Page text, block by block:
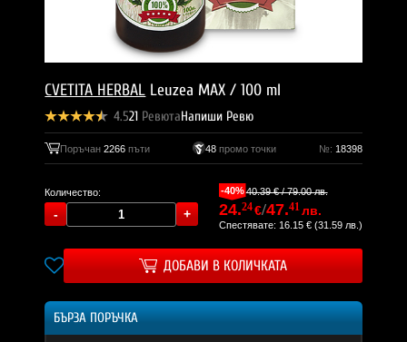
CVETITA HERBAL Leuzea MAX / 100 ml
4.521 РевютаНапиши Ревю
Поръчан2266 пъти 48промо точки №: 18398
Количество: -40%40.39 € / 79.00 лв.
24.24€/47.41 лв.
Спестявате: 16.15 € (31.59 лв.)
ДОБАВИ В КОЛИЧКАТА
БЪРЗА ПОРЪЧКА